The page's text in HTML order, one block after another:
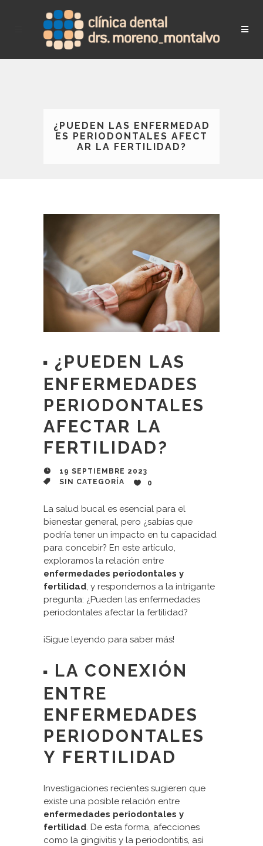
¿PUEDEN LAS ENFERMEDAD
ES PERIODONTALES AFECT
AR LA FERTILIDAD?
¿PUEDEN LAS
ENFERMEDADES
PERIODONTALES
AFECTAR LA
FERTILIDAD?
19 SEPTIEMBRE 2023
SIN CATEGORÍA
0
La salud bucal es esencial para el
bienestar general, pero ¿sabías que
podría tener un impacto en tu capacidad
para concebir? En este artículo,
exploramos la relación entre
enfermedades periodontales y
fertilidad, y respondemos a la intrigante
pregunta: ¿Pueden las enfermedades
periodontales afectar la fertilidad?
¡Sigue leyendo para saber más!
LA CONEXIÓN
ENTRE
ENFERMEDADES
PERIODONTALES
Y FERTILIDAD
Investigaciones recientes sugieren que
existe una posible relación entre
enfermedades periodontales y
fertilidad. De esta forma, afecciones
como la gingivitis y la periodontitis, así